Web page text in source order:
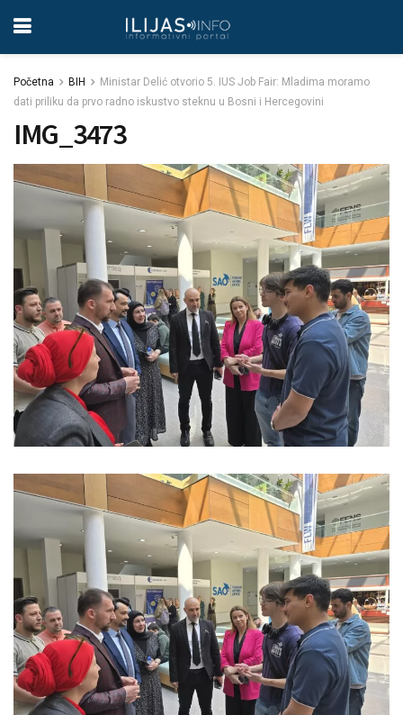
Početna BIH
Ministar Delić otvorio 5. IUS Job Fair: Mladima moramo
dati priliku da prvo radno iskustvo steknu u Bosni i Hercegovini
IMG_3473